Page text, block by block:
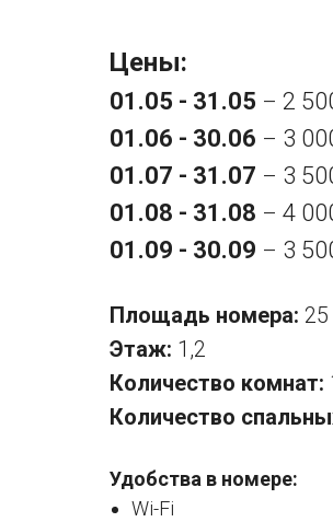
Цены:
01.05 - 31.05 – 2
01.06 - 30.06 – 3
01.07 - 31.07 – 3
01.08 - 31.08 – 4
01.09 - 30.09 – 3
Площадь номера:
Этаж: 1,2
Количество комнат:
Количество
Удобства в номере:
Wi-Fi